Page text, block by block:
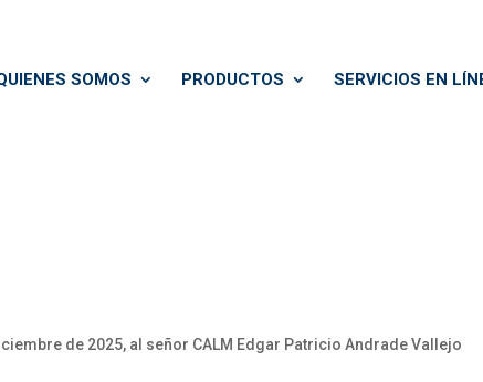
SOMOS PRODUCTOS SERVICIOS EN
de 2025, al señor CALM Edgar Patricio Andrade Vallejo